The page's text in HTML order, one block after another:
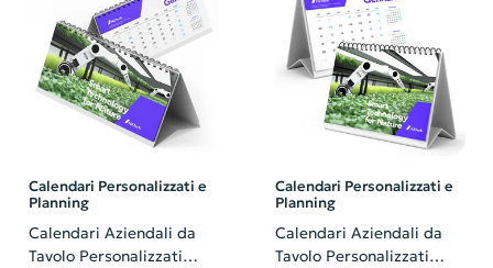
Calendari Personalizzati e
Planning
Calendari Aziendali da
Tavolo Personalizzati
Calendari Personalizzati e
Planning
Calendari Aziendali da
Tavolo Personalizzati